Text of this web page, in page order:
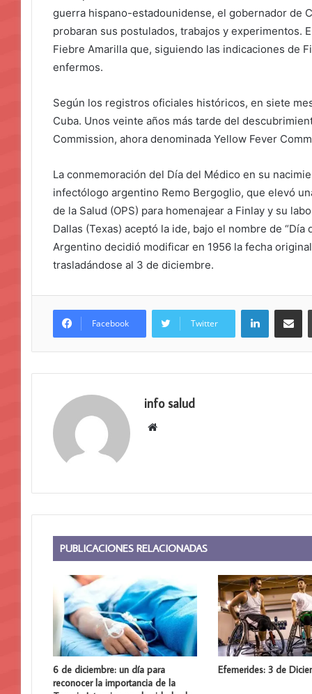
guerra hispano-estadounidense, el gobernador de
probaran sus postulados, trabajos y experimentos.
Fiebre Amarilla que, siguiendo las indicaciones de
enfermos.
Según los registros oficiales históricos, en siete
Cuba. Unos veinte años más tarde del
Commission, ahora denominada Yellow Fever
La conmemoración del Día del Médico en su
infectólogo argentino Remo Bergoglio, que elevó
de la Salud (OPS) para homenajear a Finlay y su
Dallas (Texas) aceptó la ide, bajo el nombre de
Argentino decidió modificar en 1956 la fecha
trasladándose al 3 de diciembre.
Facebook Twitter
LinkedIn
info salud
Sitio
PUBLICACIONES RELACIONADAS
6 de diciembre: un día para
reconocer la importancia de la
Efemerides: 3 de